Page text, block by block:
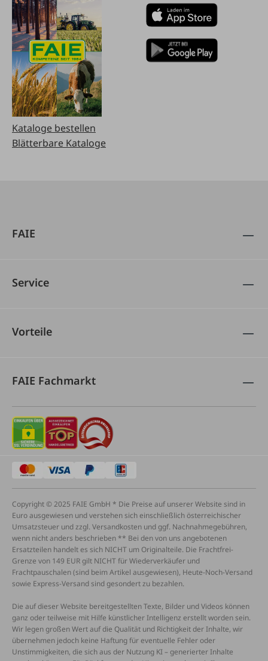
Kataloge bestellen
Blätterbare Kataloge
FAIE
Service
Vorteile
FAIE Fachmarkt
Copyright © 2025 FAIE GmbH * Die Preise auf unserer Website sind in
Euro ausgewiesen und verstehen sich einschließlich österreichischer
Umsatzsteuer und zzgl. Versandkosten und ggf. Nachnahmegebühren,
wenn nicht anders beschrieben ** Bei den von uns angebotenen
Ersatzteilen handelt es sich NICHT um Originalteile. Die Frachtfrei-
Grenze von 149 EUR gilt NICHT für Wiederverkäufer und
Frachtpauschalen (sind beim Artikel ausgewiesen), Heute-Noch-Versand
sowie Express-Versand sind gesondert zu bezahlen.
Die auf dieser Website bereitgestellten Texte, Bilder und Videos können
ganz oder teilweise mit Hilfe künstlicher Intelligenz erstellt worden sein.
Wir legen großen Wert auf die Qualität und Richtigkeit der Inhalte, wir
übernehmen jedoch keine Haftung für eventuelle Fehler oder
Unstimmigkeiten, die sich aus der Nutzung KI – generierter Inhalte